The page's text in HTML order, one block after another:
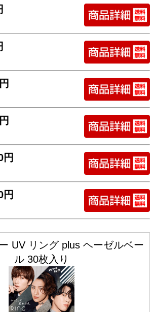
円
円
UV リング plus ヘーゼルベー
ル 30枚入り